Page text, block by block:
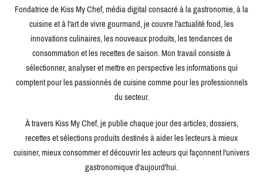
Fondatrice de Kiss My Chef, média digital consacré à la gastronomie, à la
cuisine et à l'art de vivre gourmand, je couvre l'actualité food, les
innovations culinaires, les nouveaux produits, les tendances de
consommation et les recettes de saison. Mon travail consiste à
sélectionner, analyser et mettre en perspective les informations qui
comptent pour les passionnés de cuisine comme pour les professionnels
du secteur.
À travers Kiss My Chef, je publie chaque jour des articles, dossiers,
recettes et sélections produits destinés à aider les lecteurs à mieux
cuisiner, mieux consommer et découvrir les acteurs qui façonnent l'univers
gastronomique d'aujourd'hui.